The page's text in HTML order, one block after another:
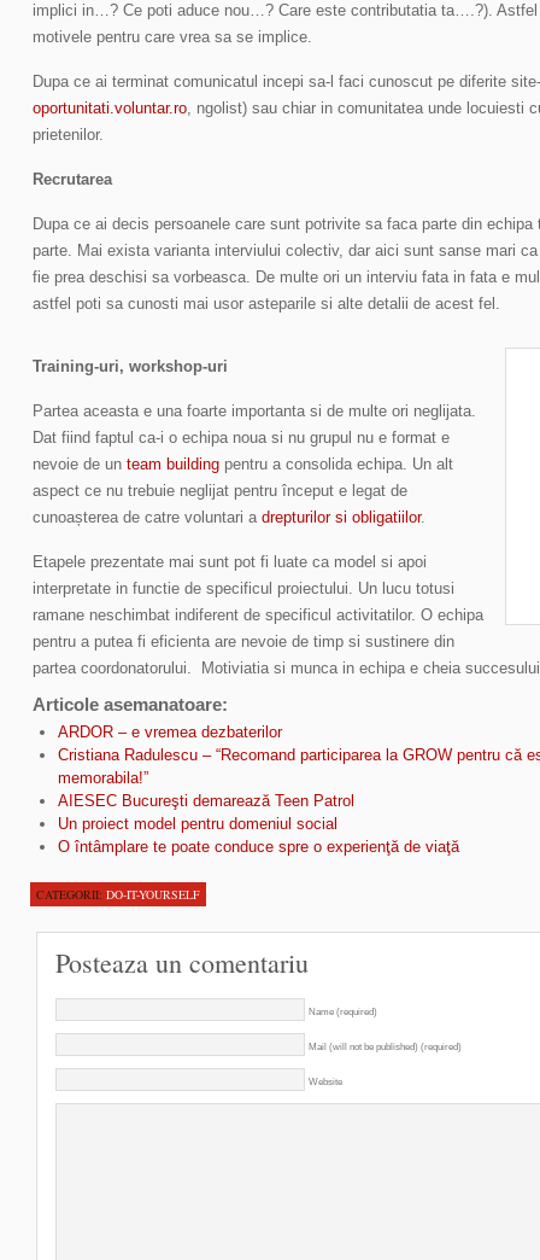
implici in…? Ce poti aduce nou…? Care este contributatia ta….?).
motivele pentru care vrea sa se implice.
Dupa ce ai terminat comunicatul incepi sa-l faci cunoscut pe diferite
oportunitati.voluntar.ro, ngolist) sau chiar in comunitatea unde locuiesti
prietenilor.
Recrutarea
Dupa ce ai decis persoanele care sunt potrivite sa faca parte din
parte. Mai exista varianta interviului colectiv, dar aici sunt sanse mari
fie prea deschisi sa vorbeasca. De multe ori un interviu fata in fata e
astfel poti sa cunosti mai usor asteparile si alte detalii de acest fel.
Training-uri, workshop-uri
Partea aceasta e una foarte importanta si de multe ori neglijata.
Dat fiind faptul ca-i o echipa noua si nu grupul nu e format e
nevoie de un team building pentru a consolida echipa. Un alt
aspect ce nu trebuie neglijat pentru început e legat de
cunoașterea de catre voluntari adrepturilor si obligatiilor.
Etapele prezentate mai sunt pot fi luate ca model si apoi
interpretate in functie de specificul proiectului. Un lucu totusi
ramane neschimbat indiferent de specificul activitatilor. O echipa
pentru a putea fi eficienta are nevoie de timp si sustinere din
partea coordonatorului. Motiviatia si munca in echipa e cheia
Articole asemanatoare:
ARDOR – e vremea dezbaterilor
Cristiana Radulescu – “Recomand participarea la GROW pentru că
memorabila!”
AIESEC Bucureşti demarează Teen Patrol
Un proiect model pentru domeniul social
O întâmplare te poate conduce spre o experienţă de viaţă
CATEGORII: DO-IT-YOURSELF
Posteaza un comentariu
Name (required)
Mail (will not be published) (required)
Website